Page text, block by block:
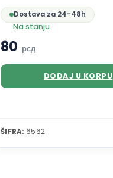
Dostava za 24-48h
Na stanju
80 рсд
DODAJ U KORPU
ŠIFRA: 6562